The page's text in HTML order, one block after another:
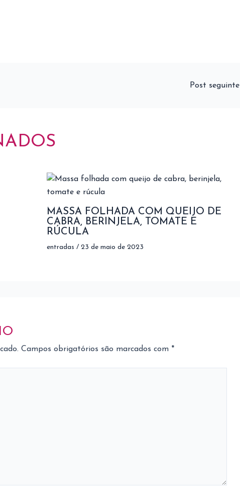
Post seguinte
MASSA FOLHADA COM QUEIJO DE
CABRA, BERINJELA, TOMATE E
RÚCULA
entradas / 23 de maio de 2023
Campos obrigatórios são marcados com *